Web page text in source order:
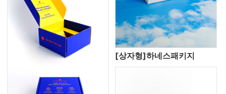
[상자형]하네스패키지